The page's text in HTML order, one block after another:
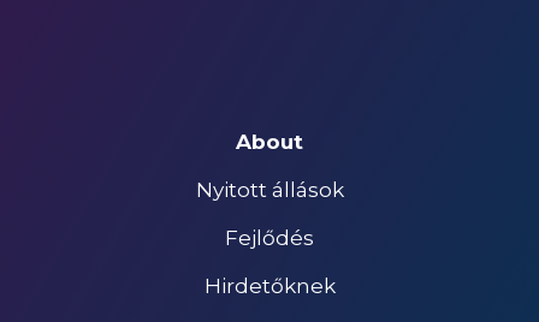
About
Nyitott állások
Fejlődés
Hirdetőknek